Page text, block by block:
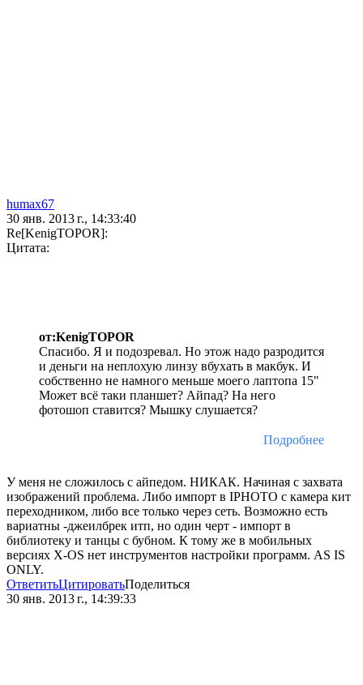
humax67
30 янв. 2013 г., 14:33:40
Re[KenigTOPOR]:
Цитата:
от:KenigTOPOR
Спасибо. Я и подозревал. Но этож надо разродится
и деньги на неплохую линзу вбухать в макбук. И
собственно не намного меньше моего лаптопа 15"
Может всё таки планшет? Айпад? На него
фотошоп ставится? Мышку слушается?
Подробнее
У меня не сложилось с айпедом. НИКАК. Начиная с захвата
изображений проблема. Либо импорт в IPHOTO с камера кит
переходником, либо все только через сеть. Возможно есть
вариатны -джеилбрек итп, но один черт - импорт в
библиотеку и танцы с бубном. К тому же в мобильных
версиях X-OS нет инструментов настройки программ. AS IS
ONLY.
ОтветитьЦитироватьПоделиться
30 янв. 2013 г., 14:39:33